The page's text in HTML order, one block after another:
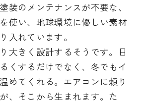
装のメンテナンスが不要な、
使い、地球環境に優しい素材
入れています。
大きく設計するそうです。日
くするだけでなく、冬でもイ
めてくれる。エアコンに頼り
、そこから生まれます。た